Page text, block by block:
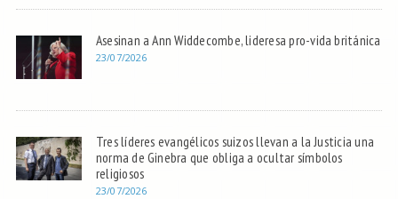
Asesinan a Ann Widdecombe, lideresa pro-vida británica
23/07/2026
Tres líderes evangélicos suizos llevan a la Justicia una
norma de Ginebra que obliga a ocultar símbolos
religiosos
23/07/2026